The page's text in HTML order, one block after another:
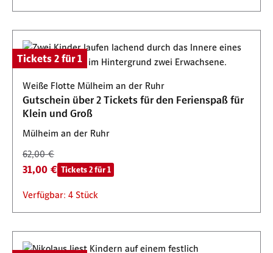
Tickets 2 für 1
Weiße Flotte Mülheim an der Ruhr
Gutschein über 2 Tickets für den Ferienspaß für
Klein und Groß
Mülheim an der Ruhr
62,00 €
31,00 € Tickets 2 für 1
Verfügbar: 4 Stück